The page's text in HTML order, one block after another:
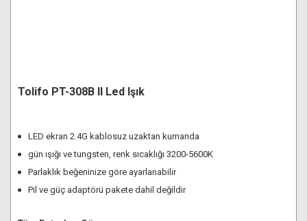
Tolifo PT-308B II Led Işık
LED ekran 2.4G kablosuz uzaktan kumanda
gün ışığı ve tungsten, renk sıcaklığı 3200-5600K
Parlaklık beğeninize göre ayarlanabilir
Pil ve güç adaptörü pakete dahil değildir